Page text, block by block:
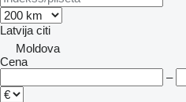
Latvija citi
Moldova
Cena
–